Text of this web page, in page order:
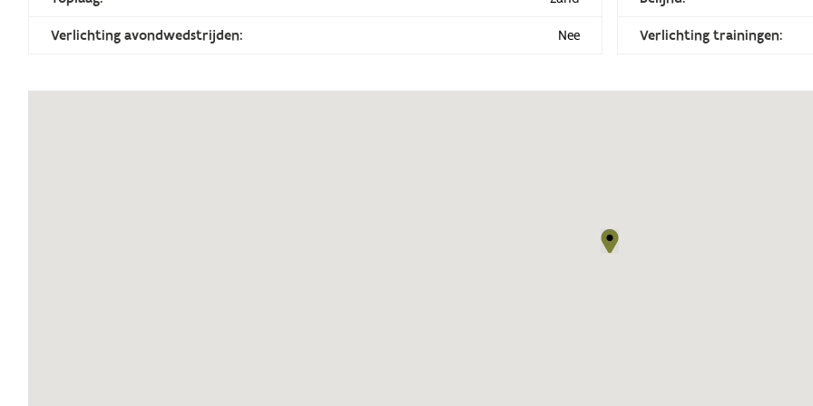
Verlichting avondwedstrijden: Nee Verlichting trainingen: